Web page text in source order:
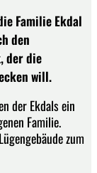
Familie Ekdal
den
der die
will.
der Ekdals ein
Familie.
zum